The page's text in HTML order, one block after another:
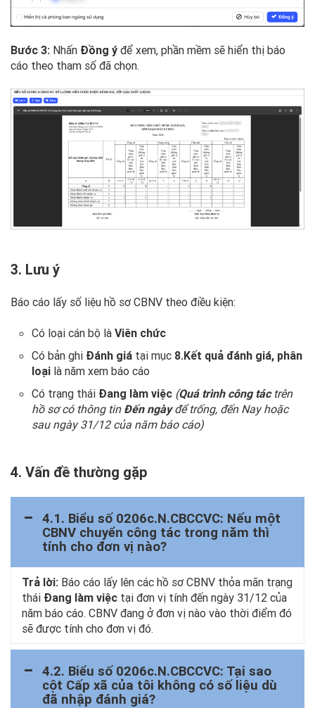
Bước 3: Nhấn Đồng ý để xem, phần mềm sẽ hiển thị báo
cáo theo tham số đã chọn.
3. Lưu ý
Báo cáo lấy số liệu hồ sơ CBNV theo điều kiện:
Có loại cán bộ là Viên chức
Có bản ghi Đánh giá tại mục 8.Kết quả đánh giá, phân
loại là năm xem báo cáo
Có trạng thái Đang làm việc (Quá trình công táctrên
hồ sơ có thông tin Đến ngàyđể trống, đến Nay hoặc
sau ngày 31/12 của năm báo cáo)
4. Vấn đề thường gặp
4.1. Biểu số 0206c.N.CBCCVC: Nếu một
CBNV chuyển công tác trong năm thì
tính cho đơn vị nào?
Trả lời: Báo cáo lấy lên các hồ sơ CBNV thỏa mãn trạng
thái Đang làm việc tại đơn vị tính đến ngày 31/12 của
năm báo cáo. CBNV đang ở đơn vị nào vào thời điểm đó
sẽ được tính cho đơn vị đó.
4.2. Biểu số 0206c.N.CBCCVC: Tại sao
cột Cấp xã của tôi không có số liệu dù
đã nhập đánh giá?